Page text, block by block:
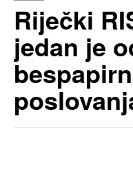
Riječki
jedan je